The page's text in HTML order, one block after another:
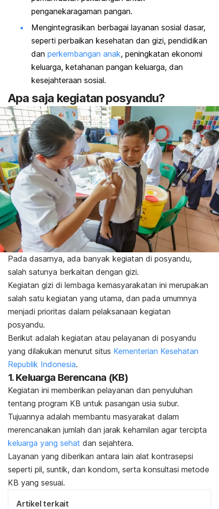
penganekaragaman pangan.
Mengintegrasikan berbagai layanan sosial dasar,
seperti perbaikan kesehatan dan gizi, pendidikan
dan perkembangan anak, peningkatan ekonomi
keluarga, ketahanan pangan keluarga, dan
kesejahteraan sosial.
Apa saja kegiatan posyandu?
Pada dasarnya, ada banyak kegiatan di posyandu,
salah satunya berkaitan dengan gizi.
Kegiatan gizi di lembaga kemasyarakatan ini merupakan
salah satu kegiatan yang utama, dan pada umumnya
menjadi prioritas dalam pelaksanaan kegiatan
posyandu.
Berikut adalah kegiatan atau pelayanan di posyandu
yang dilakukan menurut situs Kementerian Kesehatan
Republik Indonesia.
1. Keluarga Berencana (KB)
Kegiatan ini memberikan pelayanan dan penyuluhan
tentang program KB untuk pasangan usia subur.
Tujuannya adalah membantu masyarakat dalam
merencanakan jumlah dan jarak kehamilan agar tercipta
keluarga yang sehat dan sejahtera.
Layanan yang diberikan antara lain alat kontrasepsi
seperti pil, suntik, dan kondom, serta konsultasi metode
KB yang sesuai.
Artikel terkait